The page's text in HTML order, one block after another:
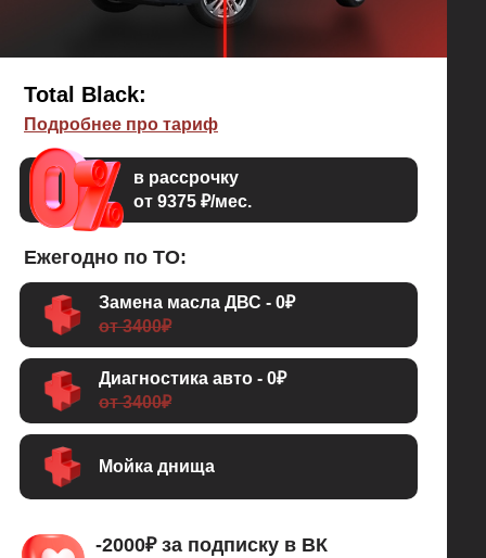
-2000₽ за подписку в ВК
Ежегодно по ТО:
Подробнее про тариф
Total Black:
Мойка днища
Диагностика авто - 0₽
от 3400₽
в рассрочку
от 9375 ₽/мес.
Замена масла ДВС - 0₽
от 3400₽